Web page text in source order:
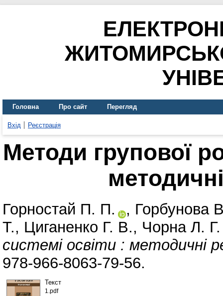
Головна Про сайт Перегляд
Вхід Реєстрація
Методи групової
Горностай П. П. , Горбунова
Т., Циганенко Г. В., Чорна Л. Г.
системі освіти : методичні
978-966-8063-79-56.
Текст
1.pdf